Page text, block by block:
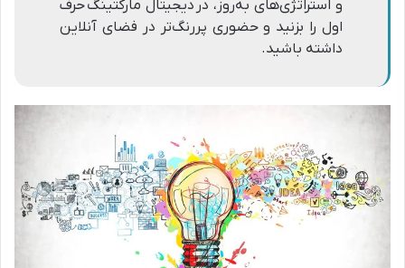
و استراتژی‌های به‌روز، در دیجیتال مارکتینگ حرف
اول را بزنید و حضوری پررنگ‌تر در فضای آنلاین
داشته باشید.